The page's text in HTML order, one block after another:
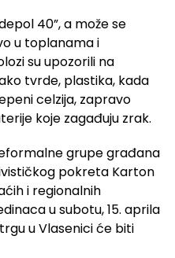
40”, a može se
u toplanama i
su upozorili na
tvrde, plastika, kada
celzija, zapravo
koje zagađuju zrak.
grupe građana
pokreta Karton
i regionalnih
u subotu, 15. aprila
u Vlasenici će biti